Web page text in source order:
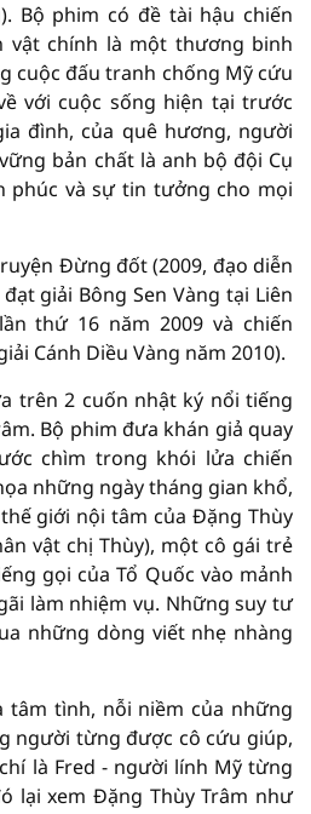
Bộ phim có đề tài hậu chiến
vật chính là một thương binh
cuộc đấu tranh chống Mỹ cứu
với cuộc sống hiện tại trước
đình, của quê hương, người
bản chất là anh bộ đội Cụ
phúc và sự tin tưởng cho mọi
Đừng đốt (2009, đạo diễn
giải Bông Sen Vàng tại Liên
thứ 16 năm 2009 và chiến
Cánh Diều Vàng năm 2010).
trên 2 cuốn nhật ký nổi tiếng
Bộ phim đưa khán giả quay
chìm trong khói lửa chiến
những ngày tháng gian khổ,
giới nội tâm của Đặng Thùy
vật chị Thùy), một cô gái trẻ
gọi của Tổ Quốc vào mảnh
làm nhiệm vụ. Những suy tư
những dòng viết nhẹ nhàng
tình, nỗi niềm của những
người từng được cô cứu giúp,
là Fred - người lính Mỹ từng
lại xem Đặng Thùy Trâm như